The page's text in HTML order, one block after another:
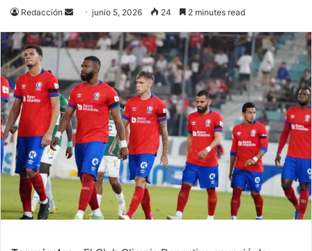
Redacción
Send
email
junio 5, 2026 24 2 minutes read